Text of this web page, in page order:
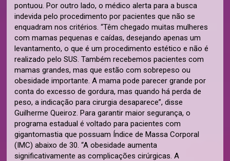
pontuou. Por outro lado, o médico alerta para a busca
indevida pelo procedimento por pacientes que não se
enquadram nos critérios. “Têm chegado muitas mulheres
com mamas pequenas e caídas, desejando apenas um
levantamento, o que é um procedimento estético e não é
realizado pelo SUS. Também recebemos pacientes com
mamas grandes, mas que estão com sobrepeso ou
obesidade importante. A mama pode parecer grande por
conta do excesso de gordura, mas quando há perda de
peso, a indicação para cirurgia desaparece”, disse
Guilherme Queiroz. Para garantir maior segurança, o
programa estadual é voltado para pacientes com
gigantomastia que possuam Índice de Massa Corporal
(IMC) abaixo de 30. “A obesidade aumenta
significativamente as complicações cirúrgicas. A